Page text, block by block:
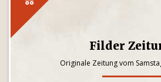
Filder
Originale Zeitung vom